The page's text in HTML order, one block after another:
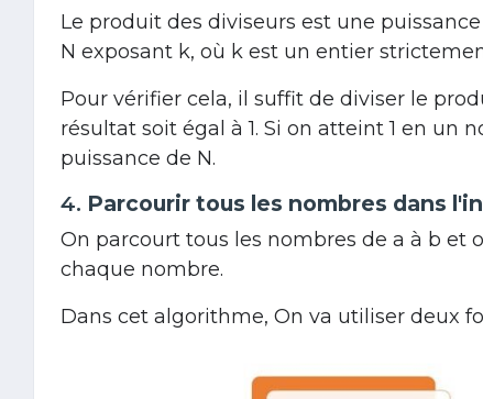
Le produit des diviseurs est une
N exposant k, où k est un entier
Pour vérifier cela, il suffit de diviser le
résultat soit égal à 1. Si on atteint 1 en un
puissance de N.
4. Parcourir tous les nombres dans
On parcourt tous les nombres de a à b et
chaque nombre.
Dans cet algorithme, On va utiliser deux